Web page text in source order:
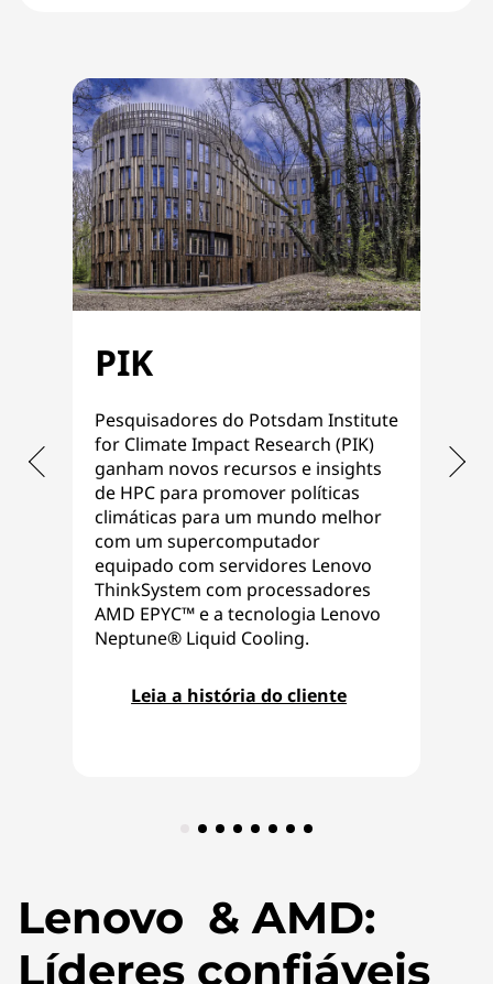
PIK
Pesquisadores do Potsdam Institute
for Climate Impact Research (PIK)
ganham novos recursos e insights
de HPC para promover políticas
climáticas para um mundo melhor
com um supercomputador
equipado com servidores Lenovo
ThinkSystem com processadores
AMD EPYC™ e a tecnologia Lenovo
Neptune® Liquid Cooling.
Leia a história do cliente
Lenovo & AMD:
Líderes confiáveis